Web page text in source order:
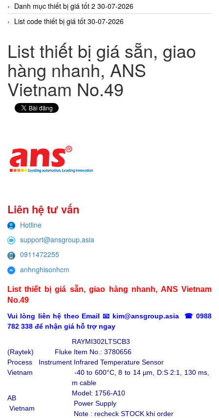
Danh mục thiết bị giá tốt 2 30-07-2026
List code thiết bị giá tốt 30-07-2026
List thiết bị giá sẵn, giao
hàng nhanh, ANS
Vietnam No.49
Liên hệ tư vấn
Hotline
support@ansgroup.asia
0911472255
anhnghisonhcm
List thiết bị giá sẵn, giao hàng nhanh, ANS Vietnam
No.49
Vui lòng liên hệ theo Email 📧 kim@ansgroup.asia ☎ 0988
782 338 để nhận giá hỗ trợ ngay
(Raytek) Fluke
Process Instrument
Vietnam
RAYMI302LTSCB3
Item No.: 3780656
Infrared Temperature Sensor
-40 to 600°C, 8 to 14 µm, D:S 2:1, 130 ms, 3
m cable
AB
Vietnam
Model: 1756-A10
Power Supply
Note : recheck STOCK khi order